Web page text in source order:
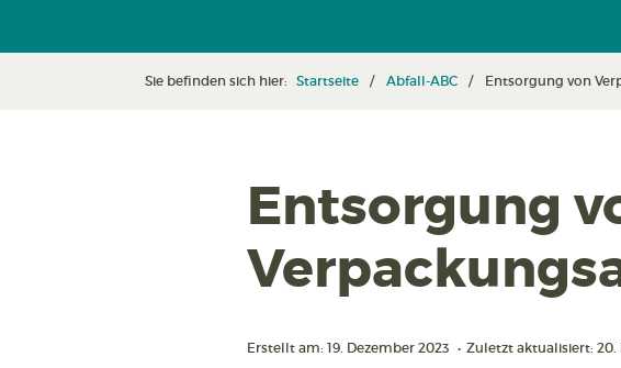
Sie befinden sich hier: Startseite Abfall-ABC Entsorgung von
Entsorgung
Erstellt am: 19. Dezember 2023 • Zuletzt aktualisiert: 20.